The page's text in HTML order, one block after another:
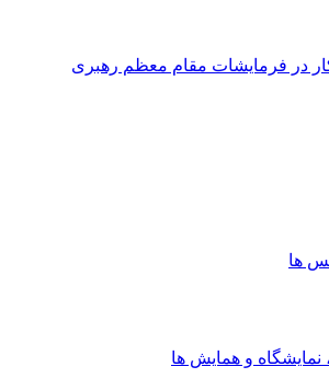
مقام معظم رهبری
و همایش ها